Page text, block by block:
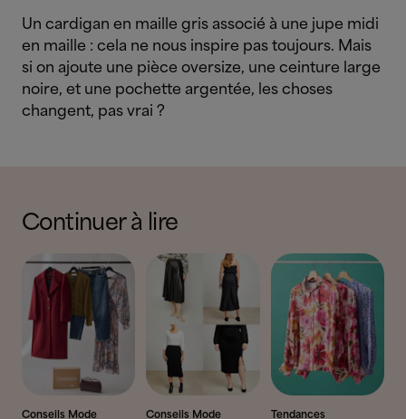
Un cardigan en maille gris associé à une jupe midi
en maille : cela ne nous inspire pas toujours. Mais
si on ajoute une pièce oversize, une ceinture large
noire, et une pochette argentée, les choses
changent, pas vrai ?
Continuer à lire
Conseils Mode Conseils Mode Tendances